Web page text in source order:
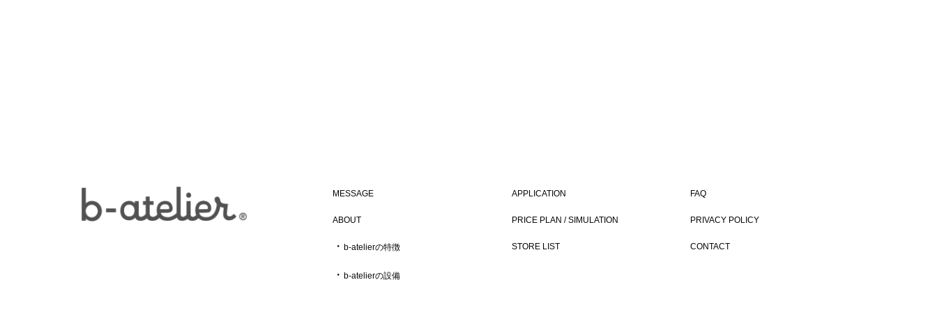
MESSAGE
ABOUT
・ b-atelierの特徴
・ b-atelierの設備
APPLICATION
PRICE PLAN / SIMULATION
STORE LIST
FAQ
PRIVACY POLICY
CONTACT